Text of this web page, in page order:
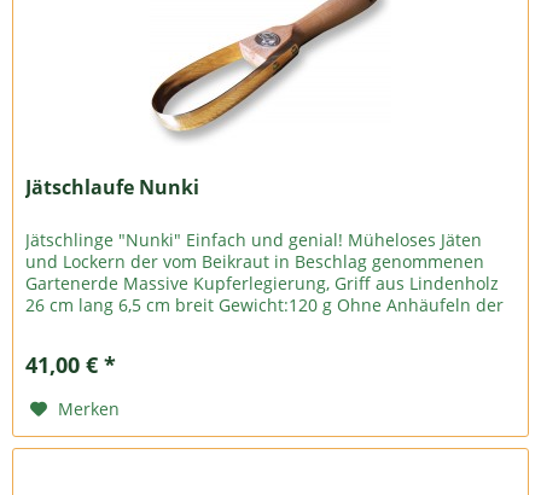
Jätschlaufe Nunki
Jätschlinge "Nunki" Einfach und genial! Müheloses Jäten
und Lockern der vom Beikraut in Beschlag genommenen
Gartenerde Massive Kupferlegierung, Griff aus Lindenholz
26 cm lang 6,5 cm breit Gewicht:120 g Ohne Anhäufeln der
41,00 € *
Merken